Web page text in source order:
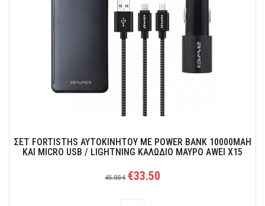
ΣET FORTISTHS AYTOKINHTOY ΜΕ POWER BANK 10000MAH
ΚΑΙ MICRO USB / LIGHTNING ΚΑΛΩΔΙΟ ΜΑΥΡΟ AWEI X15
45.00 € €33.50